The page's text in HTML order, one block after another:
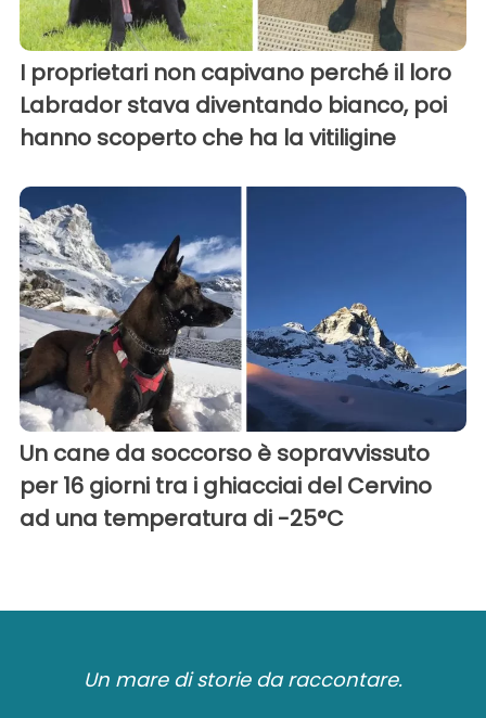
I proprietari non capivano perché il loro
Labrador stava diventando bianco, poi
hanno scoperto che ha la vitiligine
Un cane da soccorso è sopravvissuto
per 16 giorni tra i ghiacciai del Cervino
ad una temperatura di -25°C
Un mare di storie da raccontare.